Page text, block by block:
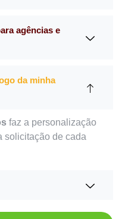
agências e
da minha
faz a personalização
solicitação de cada